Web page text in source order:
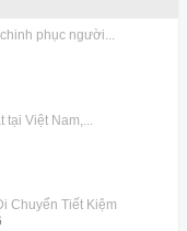
phục người...
Việt Nam,...
Chuyển Tiết Kiệm